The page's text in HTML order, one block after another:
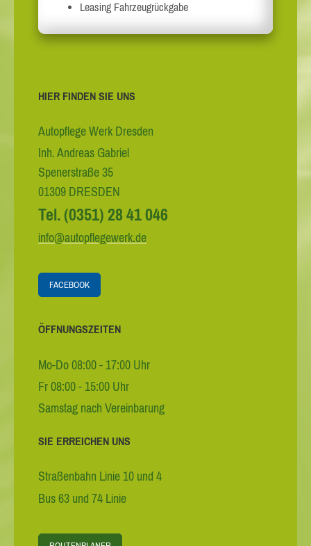
Leasing Fahrzeugrückgabe
HIER FINDEN SIE UNS
Autopflege Werk Dresden
Inh. Andreas Gabriel
Spenerstraße 35
01309 DRESDEN
Tel. (0351) 28 41 046
info@autopflegewerk.de
FACEBOOK
ÖFFNUNGSZEITEN
Mo-Do 08:00 - 17:00 Uhr
Fr 08:00 - 15:00 Uhr
Samstag nach Vereinbarung
SIE ERREICHEN UNS
Straßenbahn Linie 10 und 4
Bus 63 und 74 Linie